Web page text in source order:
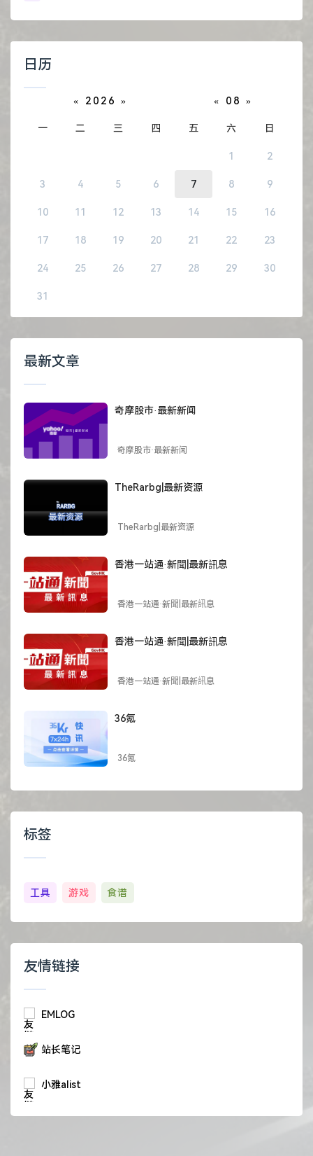
日历
« 2026 » « 08 »
一 二 三 四 五 六 日
1 2
3 4 5 6 7 8 9
10 11 12 13 14 15 16
17 18 19 20 21 22 23
24 25 26 27 28 29 30
31
最新文章
奇摩股市·最新新闻
奇摩股市·最新新闻
TheRarbg|最新资源
TheRarbg|最新资源
香港一站通·新聞|最新訊息
香港一站通·新聞|最新訊息
香港一站通·新聞|最新訊息
香港一站通·新聞|最新訊息
36氪
36氪
标签
工具 游戏 食谱
友情链接
EMLOG
站长笔记
小雅alist